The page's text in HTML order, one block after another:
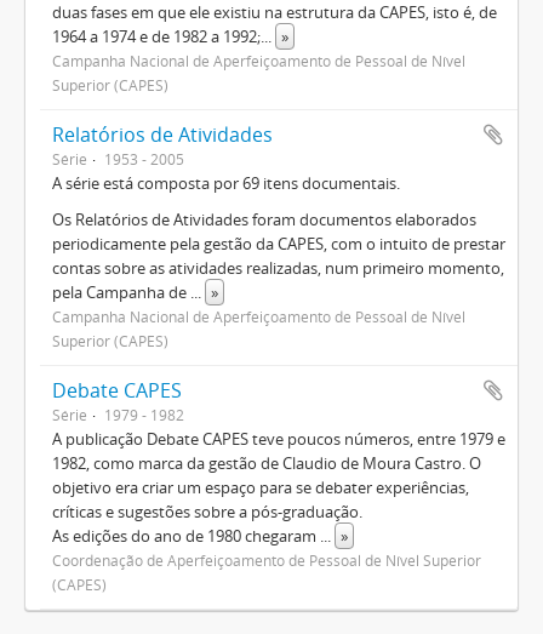
duas fases em que ele existiu na estrutura da CAPES, isto é, de
1964 a 1974 e de 1982 a 1992;... »
Campanha Nacional de Aperfeiçoamento de Pessoal de Nível
Superior (CAPES)
Relatórios de Atividades
Série 1953 - 2005
A série está composta por 69 itens documentais.
Os Relatórios de Atividades foram documentos elaborados
periodicamente pela gestão da CAPES, com o intuito de prestar
contas sobre as atividades realizadas, num primeiro momento,
pela Campanha de ... »
Campanha Nacional de Aperfeiçoamento de Pessoal de Nível
Superior (CAPES)
Debate CAPES
Série 1979 - 1982
A publicação Debate CAPES teve poucos números, entre 1979 e
1982, como marca da gestão de Claudio de Moura Castro. O
objetivo era criar um espaço para se debater experiências,
críticas e sugestões sobre a pós-graduação.
As edições do ano de 1980 chegaram ... »
Coordenação de Aperfeiçoamento de Pessoal de Nível Superior
(CAPES)